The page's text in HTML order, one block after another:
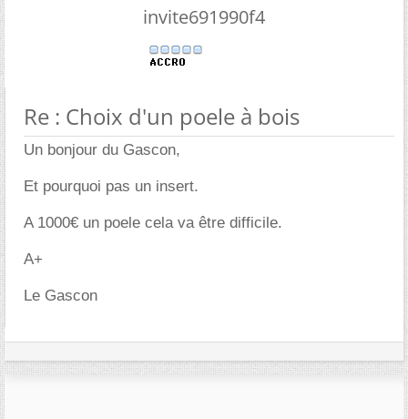
invite691990f4
Re : Choix d'un poele à bois
Un bonjour du Gascon,
Et pourquoi pas un insert.
A 1000€ un poele cela va être difficile.
A+
Le Gascon